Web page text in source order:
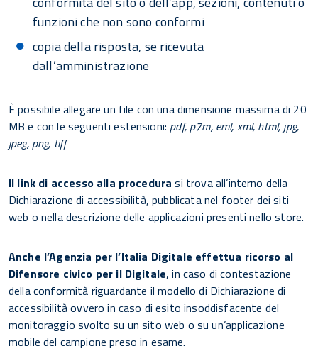
funzioni che non sono conformi
copia della risposta, se ricevuta
dall’amministrazione
È possibile allegare un file con una dimensione massima di 20
MB e con le seguenti estensioni: pdf, p7m, eml, xml, html, jpg,
jpeg, png, tiff
Il link di accesso alla procedurasi trova all’interno della
Dichiarazione di accessibilità, pubblicata nel footer dei siti
web o nella descrizione delle applicazioni presenti nello store.
Anche l’Agenzia per l’Italia Digitale effettua ricorso al
Difensore civico per il Digitale, in caso di contestazione
della conformità riguardante il modello di Dichiarazione di
accessibilità ovvero in caso di esito insoddisfacente del
monitoraggio svolto su un sito web o su un’applicazione
mobile del campione preso in esame.